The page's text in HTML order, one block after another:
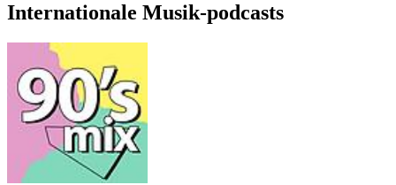
Internationale Musik-podcasts